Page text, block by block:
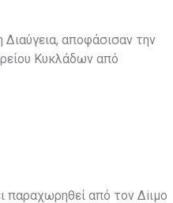
αποφάσισαν την
Κυκλάδων από
παραχωρηθεί από τον Δiιμο